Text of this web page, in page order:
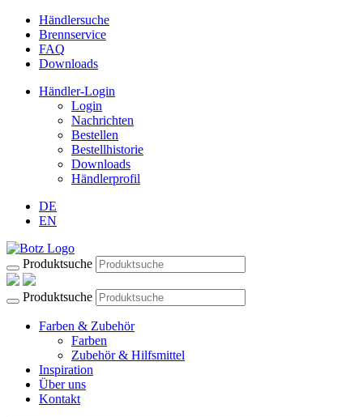
Händlersuche
Brennservice
FAQ
Downloads
Händler-Login
Login
Nachrichten
Bestellen
Bestellhistorie
Downloads
Händlerprofil
DE
EN
Produktsuche
Produktsuche
Farben & Zubehör
Farben
Zubehör & Hilfsmittel
Inspiration
Über uns
Kontakt